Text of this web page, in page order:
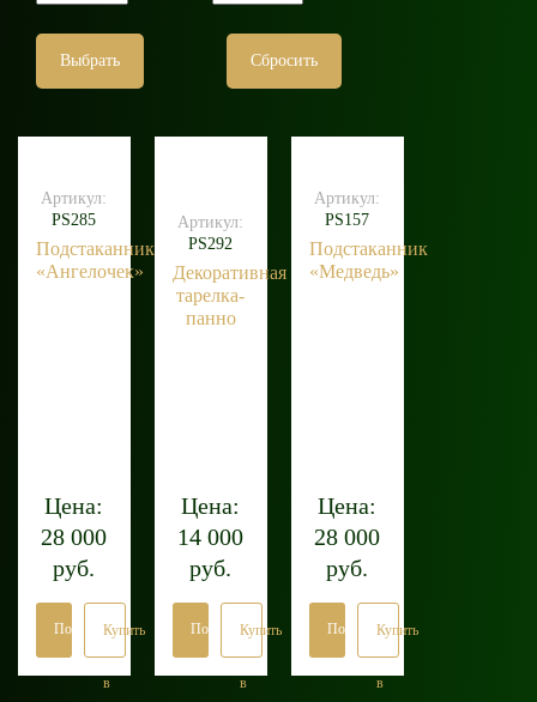
Выбрать Сбросить
Артикул:
PS285
Подстаканник
«Ангелочек»
Цена:
28 000
руб.
ПодробнееКупить
в
Артикул:
PS292
Декоративная
тарелка-
панно
Цена:
14 000
руб.
ПодробнееКупить
в
Артикул:
PS157
Подстаканник
«Медведь»
Цена:
28 000
руб.
ПодробнееКупить
в